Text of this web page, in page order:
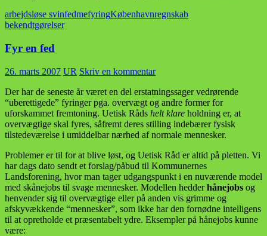
arbejdsløse svinfedmefyringKøbenhavnregnskab
bekendtgørelser
Fyr en fed
26. marts 2007 UR Skriv en kommentar
Der har de seneste år været en del erstatningssager vedrørende
“uberettigede” fyringer pga. overvægt og andre former for
uforskammet fremtoning. Uetisk Råds helt klare holdning er, at
overvægtige skal fyres, såfremt deres stilling indebærer fysisk
tilstedeværelse i umiddelbar nærhed af normale mennesker.
Problemer er til for at blive løst, og Uetisk Råd er altid på pletten. Vi
har dags dato sendt et forslag/påbud til Kommunernes
Landsforening, hvor man tager udgangspunkt i en nuværende model
med skånejobs til svage mennesker. Modellen hedderhånejobs og
henvender sig til overvægtige eller på anden vis grimme og
afskyvækkende “mennesker”, som ikke har den fornødne intelligens
til at opretholde et præsentabelt ydre. Eksempler på hånejobs kunne
være: